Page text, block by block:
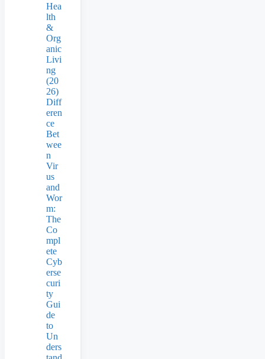
Hea
lth
&
Org
anic
Livi
ng
(20
26)
Diff
eren
ce
Bet
wee
n
Vir
us
and
Wor
m:
The
Co
mpl
ete
Cyb
erse
curi
ty
Gui
de
to
Un
ders